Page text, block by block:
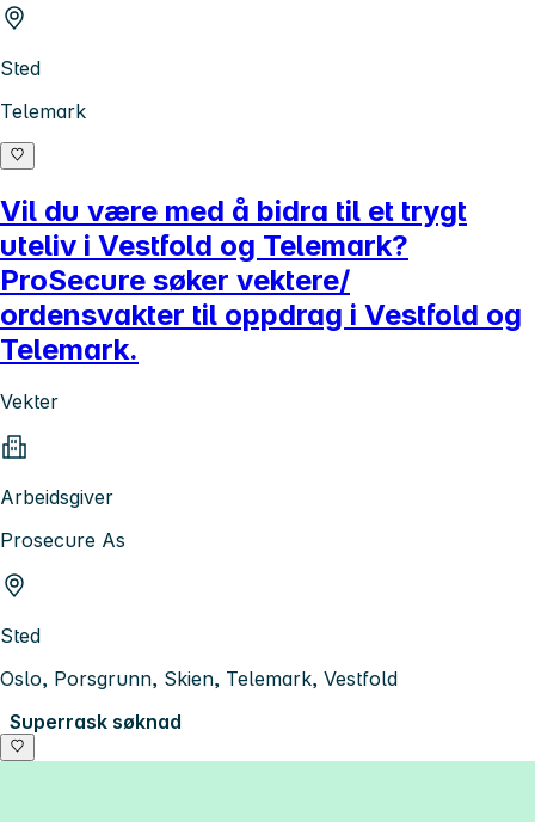
Sted
Telemark
Vil du være med å bidra til et trygt
uteliv i Vestfold og Telemark?
ProSecure søker vektere/
ordensvakter til oppdrag i Vestfold og
Telemark.
Vekter
Arbeidsgiver
Prosecure As
Sted
Oslo, Porsgrunn, Skien, Telemark, Vestfold
Superrask søknad